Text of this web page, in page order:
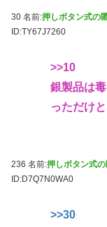
30 名前:押しボタン式の
ID:TY67J7260
>>10
銀製品は
っただけ
236 名前:押しボタン式
ID:D7Q7N0WA0
>>30